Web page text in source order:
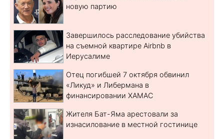
новую партию
Завершилось расследование убийства
на съемной квартире Airbnb в
Иерусалиме
Отец погибшей 7 октября обвинил
«Ликуд» и Либермана в
финансировании ХАМАС
Жителя Бат-Яма арестовали за
изнасилование в местной гостинице